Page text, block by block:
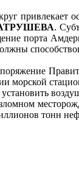
привлекает
.
порта
морской
тонн